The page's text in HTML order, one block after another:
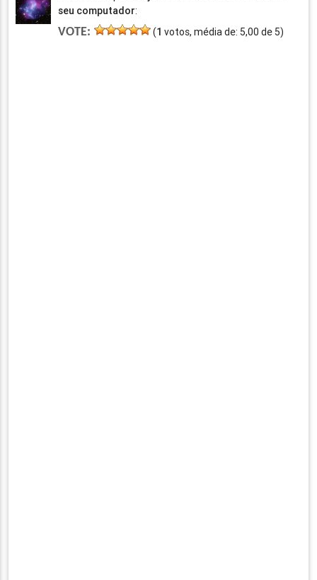
seu computador:
VOTE: (1 votos, média de: 5,00 de 5)